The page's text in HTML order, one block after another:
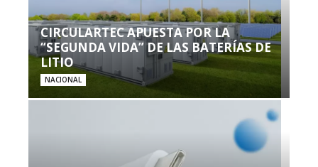
CIRCULARTEC APUESTA POR LA
“SEGUNDA VIDA” DE LAS BATERÍAS DE
LITIO
NACIONAL